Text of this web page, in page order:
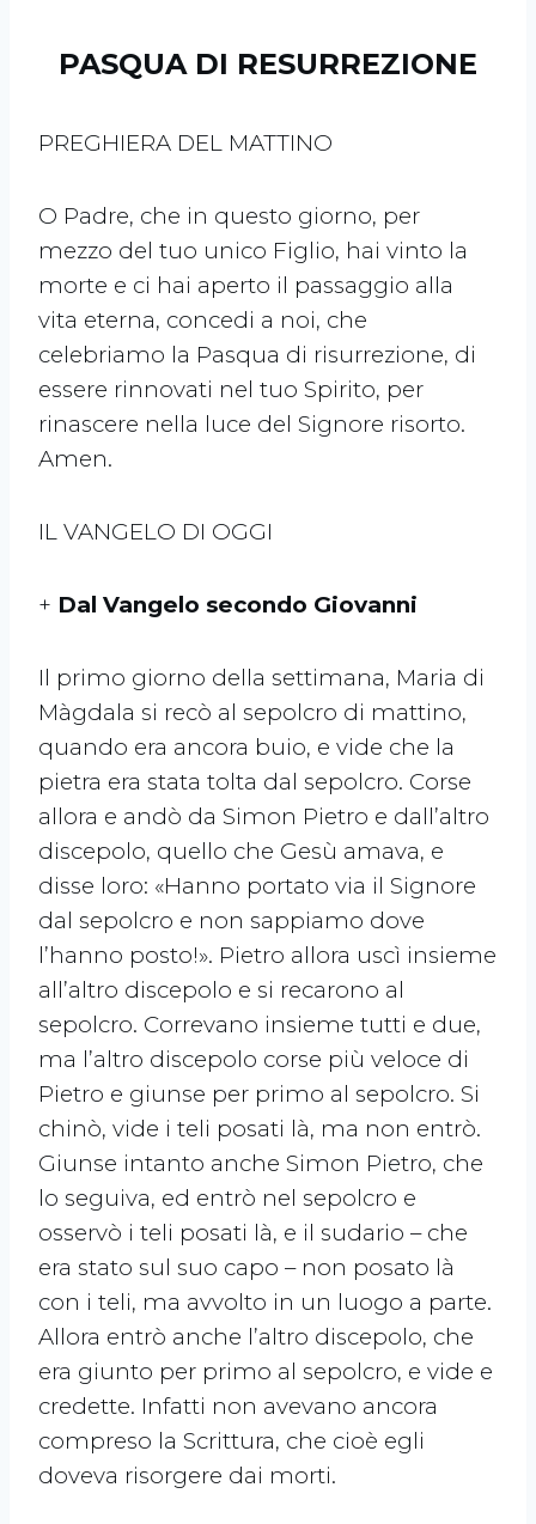
PASQUA DI RESURREZIONE
PREGHIERA DEL MATTINO
O Padre, che in questo giorno, per
mezzo del tuo unico Figlio, hai vinto la
morte e ci hai aperto il passaggio alla
vita eterna, concedi a noi, che
celebriamo la Pasqua di risurrezione, di
essere rinnovati nel tuo Spirito, per
rinascere nella luce del Signore risorto.
Amen.
IL VANGELO DI OGGI
+ Dal Vangelo secondo Giovanni
Il primo giorno della settimana, Maria di
Màgdala si recò al sepolcro di mattino,
quando era ancora buio, e vide che la
pietra era stata tolta dal sepolcro. Corse
allora e andò da Simon Pietro e dall’altro
discepolo, quello che Gesù amava, e
disse loro: «Hanno portato via il Signore
dal sepolcro e non sappiamo dove
l’hanno posto!». Pietro allora uscì insieme
all’altro discepolo e si recarono al
sepolcro. Correvano insieme tutti e due,
ma l’altro discepolo corse più veloce di
Pietro e giunse per primo al sepolcro. Si
chinò, vide i teli posati là, ma non entrò.
Giunse intanto anche Simon Pietro, che
lo seguiva, ed entrò nel sepolcro e
osservò i teli posati là, e il sudario – che
era stato sul suo capo – non posato là
con i teli, ma avvolto in un luogo a parte.
Allora entrò anche l’altro discepolo, che
era giunto per primo al sepolcro, e vide e
credette. Infatti non avevano ancora
compreso la Scrittura, che cioè egli
doveva risorgere dai morti.